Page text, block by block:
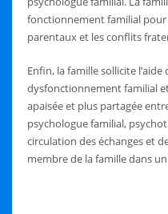
fonctionnement familial
parentaux et les conflits
Enfin, la famille sollicite
dysfonctionnement familial
apaisée et plus partagée
psychologue familial,
circulation des échanges et
membre de la famille dans